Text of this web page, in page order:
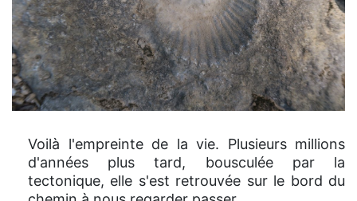
Voilà l'empreinte de la vie. Plusieurs millions
d'années plus tard, bousculée par la
tectonique, elle s'est retrouvée sur le bord du